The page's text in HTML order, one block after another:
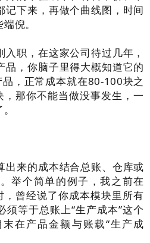
记下来，再做个曲线图，时间
倪。
职，在这家公司待过几年，
品，你脑子里得大概知道它的
，正常成本就在80-100块之
那你不能当做没事发生，一
出来的成本结合总账、仓库或
举个简单的例子，我之前在
，曾经说了你成本模块里所有
须等于总账上“生产成本”这个
在产品金额与账载“生产成